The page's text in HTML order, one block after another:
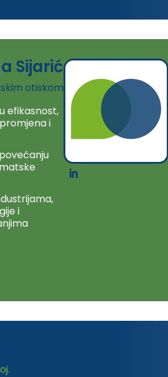
Sijarić
otiskom
efikasnost,
i
i